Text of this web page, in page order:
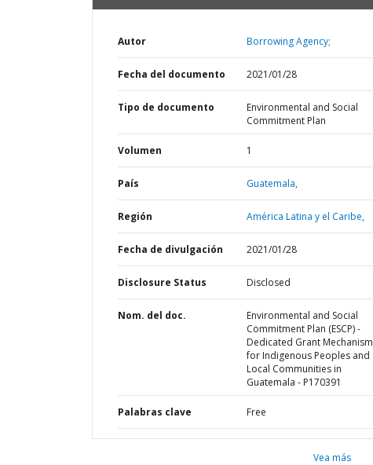
Autor Borrowing Agency;
Fecha del documento 2021/01/28
Tipo de documento
Environmental and Social
Commitment Plan
Volumen 1
País Guatemala,
Región América Latina y el Caribe,
Fecha de divulgación 2021/01/28
Disclosure Status Disclosed
Nom. del doc.
Environmental and Social
Commitment Plan (ESCP) -
Dedicated Grant Mechanism
for Indigenous Peoples and
Local Communities in
Guatemala - P170391
Palabras clave Free
Vea más